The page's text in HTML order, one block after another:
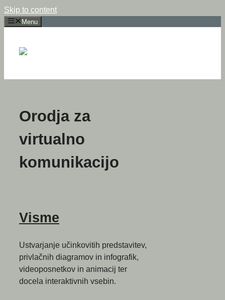
Skip to content
Menu
Orodja za
virtualno
komunikacijo
Visme
Ustvarjanje učinkovitih predstavitev,
privlačnih diagramov in infografik,
videoposnetkov in animacij ter
docela interaktivnih vsebin.